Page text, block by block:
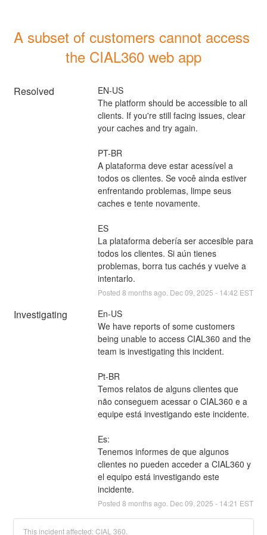
A subset of customers cannot access
the CIAL360 web app
Resolved
EN-US
The platform should be accessible to all
clients. If you're still facing issues, clear
your caches and try again.
PT-BR
A plataforma deve estar acessível a
todos os clientes. Se você ainda estiver
enfrentando problemas, limpe seus
caches e tente novamente.
ES
La plataforma debería ser accesible para
todos los clientes. Si aún tienes
problemas, borra tus cachés y vuelve a
intentarlo.
Posted 8 months ago. Dec09 2025 - 14:42 EST
Investigating
En-US
We have reports of some customers
being unable to access CIAL360 and the
team is investigating this incident.
Pt-BR
Temos relatos de alguns clientes que
não conseguem acessar o CIAL360 e a
equipe está investigando este incidente.
Es:
Tenemos informes de que algunos
clientes no pueden acceder a CIAL360 y
el equipo está investigando este
incidente.
Posted 8 months ago. Dec09 2025 - 14:21 EST
This incident affected: CIAL 360.